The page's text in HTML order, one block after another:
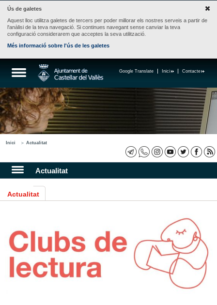
Ús de galetes
Aquest lloc utilitza galetes de tercers per poder millorar els nostres serveis a partir de
l'anàlisi de la teva navegació. Si continues navegant sense canviar la teva
configuració considerarem que acceptes la seva utilització.
Més informació sobre l'ús de les galetes
Contacte
Inici
Google Translate
Inici Actualitat
Actualitat
Actualitat